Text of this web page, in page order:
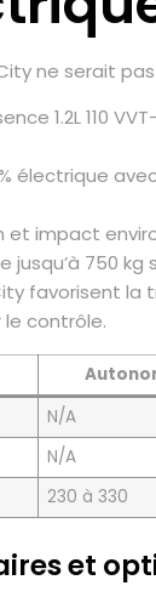
ne serait
1.2L 110
électrique
et impact
750 kg
favorisent
contrôle.
N/A
N/A
230 à 330
et